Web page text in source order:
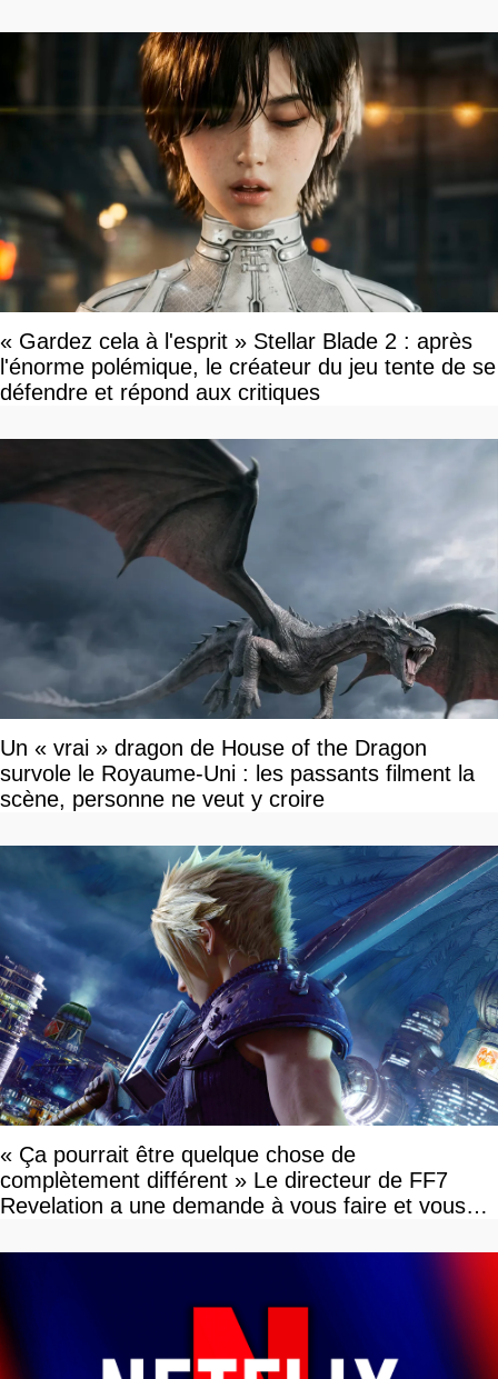
« Gardez cela à l'esprit » Stellar Blade 2 : après
l'énorme polémique, le créateur du jeu tente de se
défendre et répond aux critiques
Un « vrai » dragon de House of the Dragon
survole le Royaume-Uni : les passants filment la
scène, personne ne veut y croire
« Ça pourrait être quelque chose de
complètement différent » Le directeur de FF7
Revelation a une demande à vous faire et vous